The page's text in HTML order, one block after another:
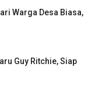
Warga Desa Biasa,
Guy Ritchie, Siap